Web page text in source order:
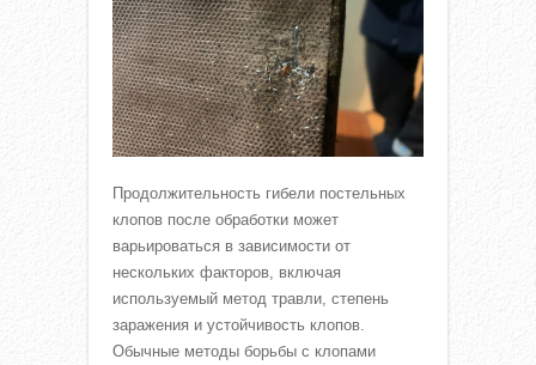
Продолжительность гибели постельных
клопов после обработки может
варьироваться в зависимости от
нескольких факторов, включая
используемый метод травли, степень
заражения и устойчивость клопов.
Обычные методы борьбы с клопами